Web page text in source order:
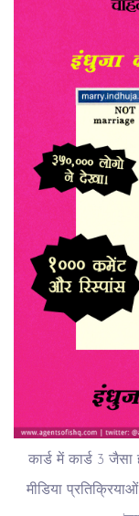
कार्ड में कार्ड 3
मीडिया